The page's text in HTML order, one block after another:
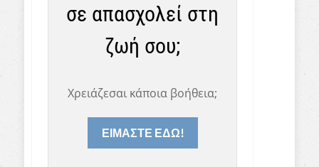
σε απασχολεί στη
ζωή σου;
Χρειάζεσαι κάποια βοήθεια;
ΕΙΜΑΣΤΕ ΕΔΩ!